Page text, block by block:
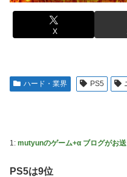
【ROBOT魂】 88,000の
気すぎる…
【画像】田中みな実さん
株式投資、若年男性の自
伊勢鈴蘭さん、コカ・コ
無期懲役、去年の仮釈
【画像】令和最新版のあ
薬剤処方…被災者向け大
X
ハード・業界 PS5
1: mutyunのゲーム+α ブログがお送
PS5は9位